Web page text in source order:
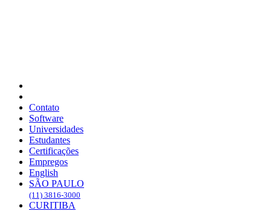
Contato
Software
Universidades
Estudantes
Certificações
Empregos
English
SÃO PAULO
(11) 3816-3000
CURITIBA